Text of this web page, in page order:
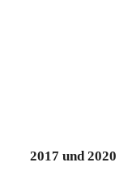
2017 und 2020